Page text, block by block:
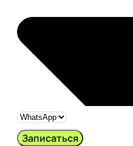
Записаться